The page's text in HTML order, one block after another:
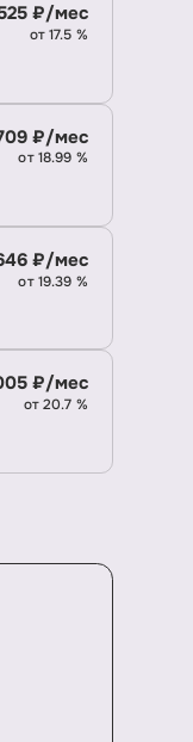
₽/мес
от 17.5 %
₽/мес
от 18.99 %
₽/мес
от 19.39 %
₽/мес
от 20.7 %